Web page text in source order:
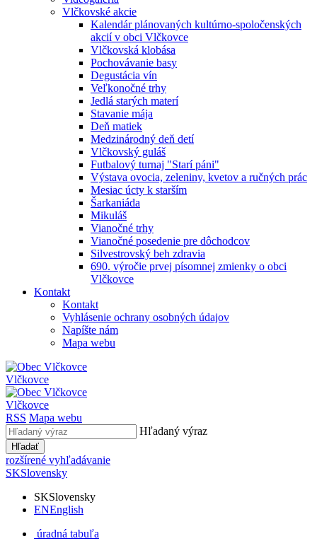
Vlčkovské akcie
Kalendár plánovaných kultúrno-spoločenských
akcií v obci Vlčkovce
Vlčkovská klobása
Pochovávanie basy
Degustácia vín
Veľkonočné trhy
Jedlá starých materí
Stavanie mája
Deň matiek
Medzinárodný deň detí
Vlčkovský guláš
Futbalový turnaj "Starí páni"
Výstava ovocia, zeleniny, kvetov a ručných prác
Mesiac úcty k starším
Šarkaniáda
Mikuláš
Vianočné trhy
Vianočné posedenie pre dôchodcov
Silvestrovský beh zdravia
690. výročie prvej písomnej zmienky o obci
Vlčkovce
Kontakt
Kontakt
Vyhlásenie ochrany osobných údajov
Napíšte nám
Mapa webu
Vlčkovce
Vlčkovce
RSS Mapa webu
Hľadaný výraz
Hľadať
rozšírené vyhľadávanie
SKSlovensky
SKSlovensky
ENEnglish
úradná tabuľa